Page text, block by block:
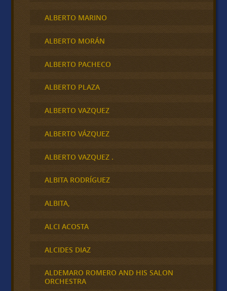
ALBERTO MARINO
ALBERTO MORÁN
ALBERTO PACHECO
ALBERTO PLAZA
ALBERTO VAZQUEZ
ALBERTO VÁZQUEZ
ALBERTO VAZQUEZ .
ALBITA RODRÍGUEZ
ALBITA,
ALCI ACOSTA
ALCIDES DIAZ
ALDEMARO ROMERO AND HIS SALON
ORCHESTRA